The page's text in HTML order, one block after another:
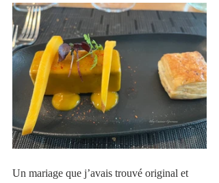
Un mariage que j’avais trouvé original et